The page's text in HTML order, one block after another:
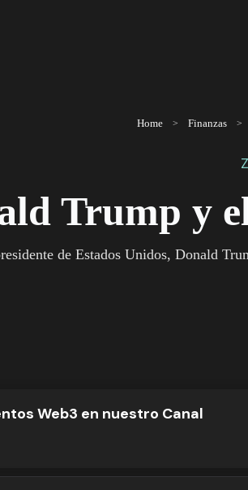
Home Finanzas
Trump y
de Estados Unidos, Donald
Web3 en nuestro Canal